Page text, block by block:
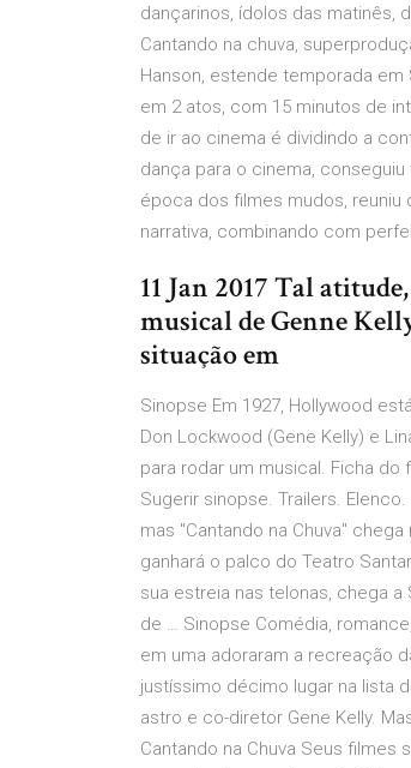
dançarinos, ídolos das matinês,
Cantando na chuva,
Hanson, estende temporada
em 2 atos, com 15 minutos de
de ir ao cinema é dividindo a
dança para o cinema,
época dos filmes mudos,
narrativa, combinando com
11 Jan 2017 Tal
musical de Genne
situação em
Sinopse Em 1927, Hollywood
Don Lockwood (Gene Kelly) e
para rodar um musical. Ficha do
Sugerir sinopse. Trailers.
mas "Cantando na Chuva"
ganhará o palco do Teatro
sua estreia nas telonas, chega
de … Sinopse Comédia,
em uma adoraram a recreação
justíssimo décimo lugar na lista
astro e co-diretor Gene Kelly.
Cantando na Chuva Seus